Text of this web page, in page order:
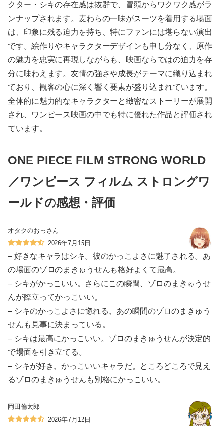
クター・シキの存在感は抜群で、冒頭からワクワク感がラ
ンナップされます。麦わらの一味がスーツを着用する場面
は、印象に残る迫力を持ち、特にファンには堪らない演出
です。絵作りやキャラクターデザインも申し分なく、原作
の魅力を忠実に再現しながらも、映画ならではの迫力を存
分に味わえます。友情の強さや成長がテーマに織り込まれ
ており、観客の心に深く響く要素が盛り込まれています。
全体的に魅力的なキャラクターと緻密なストーリーが展開
され、ワンピース映画の中でも特に優れた作品と評価され
ています。
ONE PIECE FILM STRONG WORLD
／ワンピース フィルム ストロングワ
ールドの感想・評価
オタクのおっさん
2026年7月15日
– 好きなキャラはシキ。彼のかっこよさに魅了される。あ
の場面のゾロのまきゅうせんも格好よくて最高。
– シキがかっこいい。さらにこの瞬間、ゾロのまきゅうせ
んが際立ってかっこいい。
– シキのかっこよさに惚れる。あの瞬間のゾロのまきゅう
せんも見事に決まっている。
– シキは最高にかっこいい。ゾロのまきゅうせんが決定的
で場面を引き立てる。
– シキが好き。かっこいいキャラだ。ところどころで見え
るゾロのまきゅうせんも別格にかっこいい。
岡田倫太郎
2026年7月12日